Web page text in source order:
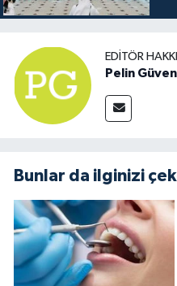
EDITÖR
Pelin
Bunlar da ilginizi